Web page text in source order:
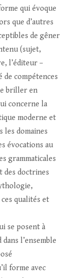
qui évoque
que d’autres
de gêner
(sujet,
l’éditeur –
compétences
briller en
concerne la
moderne et
les domaines
évocations au
grammaticales
des doctrines
qualités et
se posent à
l’ensemble
forme avec